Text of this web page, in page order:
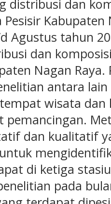
distribusi dan
Pesisir
Agustus tahun
dan
Nagan
antara
wisata dan
pemancingan.
dan kualitatif
di ketiga
pada